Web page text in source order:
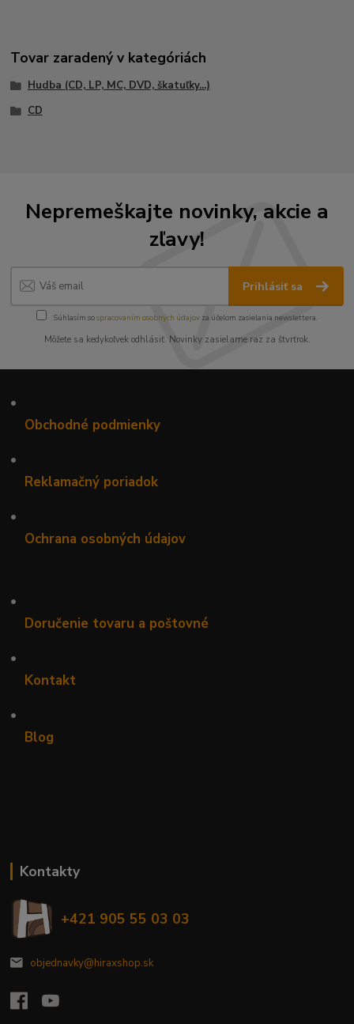
Tovar zaradený v kategóriách
Hudba (CD, LP, MC, DVD, škatuľky...)
CD
Nepremeškajte novinky, akcie a
zľavy!
Prihlásiť sa
Súhlasím sospracovaním osobných údajov za účelom zasielania newslettera.
Môžete sa kedykoľvek odhlásiť. Novinky zasielame raz za štvrťrok.
•
Obchodné podmienky
•
Reklamačný poriadok
•
Ochrana osobných údajov
•
Doručenie tovaru a poštovné
•
Kontakt
•
Blog
Kontakty
+421 905 55 03 03
objednavky@hiraxshop.sk